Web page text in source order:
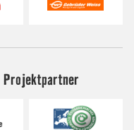
Projektpartner